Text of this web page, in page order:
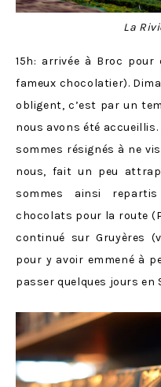
La
15h: arrivée à Broc pour
fameux chocolatier).
obligent, c’est par un
nous avons été
sommes résignés à ne
nous, fait un peu
sommes ainsi
chocolats pour la route
continué sur Gruyères
pour y avoir emmené à
passer quelques jours en